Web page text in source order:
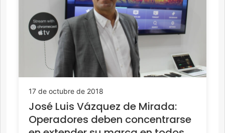
17 de octubre de 2018
José Luis Vázquez de Mirada:
Operadores deben concentrarse